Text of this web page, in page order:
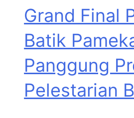
Grand Final
Batik
Panggung
Pelestarian